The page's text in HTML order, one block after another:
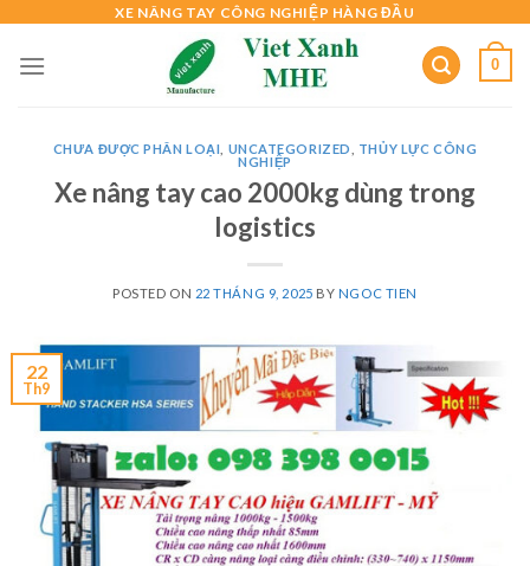
content
XE NÂNG TAY CÔNG NGHIỆP HÀNG ĐẦU
0
CHƯA ĐƯỢC PHÂN LOẠI UNCATEGORIZED
THỦY LỰC CÔNG
NGHIỆP
Xe nâng tay cao 2000kg dùng trong
logistics
POSTED ON 22 THÁNG 9, 2025 BY NGOC TIEN
22
Th9